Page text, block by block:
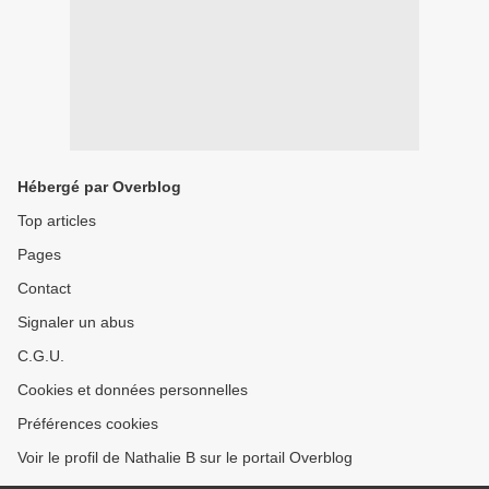
Hébergé par Overblog
Top articles
Pages
Contact
Signaler un abus
C.G.U.
Cookies et données personnelles
Préférences cookies
Voir le profil de Nathalie B sur le portail Overblog